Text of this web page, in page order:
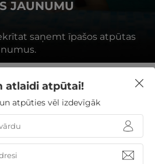
JAUNUMU
saņemt īpašos atpūtas
atlaidi atpūtai!
atpūties vēl izdevīgāk